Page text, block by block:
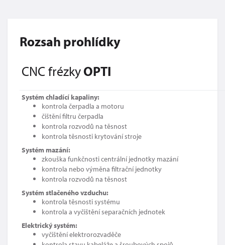
Rozsah prohlídky
CNC frézkyOPTI
Systém chladící kapaliny:
kontrola čerpadla a motoru
čištění filtru čerpadla
kontrola rozvodů na těsnost
kontrola těsnosti krytování stroje
Systém mazání:
zkouška funkčnosti centrální jednotky mazání
kontrola nebo výměna filtrační jednotky
kontrola rozvodů na těsnost
Systém stlačeného vzduchu:
kontrola těsnosti systému
kontrola a vyčištění separačních jednotek
Elektrický systém:
vyčištění elektrorozvaděče